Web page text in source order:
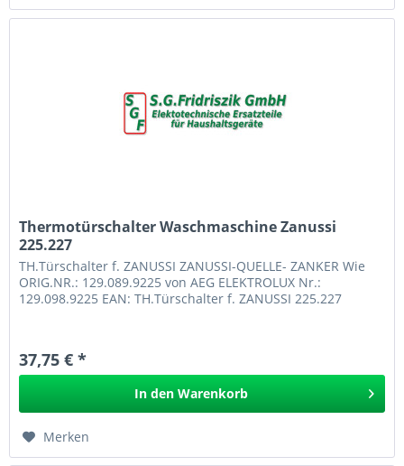
Thermotürschalter Waschmaschine Zanussi
225.227
TH.Türschalter f. ZANUSSI ZANUSSI-QUELLE- ZANKER Wie
ORIG.NR.: 129.089.9225 von AEG ELEKTROLUX Nr.:
129.098.9225 EAN: TH.Türschalter f. ZANUSSI 225.227
37,75 € *
In den Warenkorb
Merken